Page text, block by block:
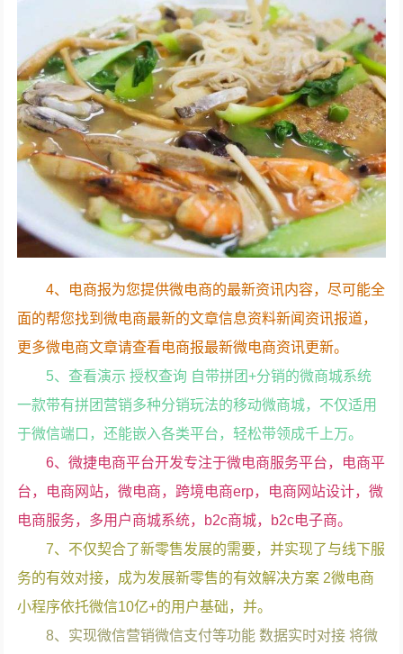
4、电商报为您提供微电商的最新资讯内容，尽可能全
面的帮您找到微电商最新的文章信息资料新闻资讯报道，
更多微电商文章请查看电商报最新微电商资讯更新。
5、查看演示 授权查询 自带拼团+分销的微商城系统
一款带有拼团营销多种分销玩法的移动微商城，不仅适用
于微信端口，还能嵌入各类平台，轻松带领成千上万。
6、微捷电商平台开发专注于微电商服务平台，电商平
台，电商网站，微电商，跨境电商erp，电商网站设计，微
电商服务，多用户商城系统，b2c商城，b2c电子商。
7、不仅契合了新零售发展的需要，并实现了与线下服
务的有效对接，成为发展新零售的有效解决方案 2微电商
小程序依托微信10亿+的用户基础，并。
8、实现微信营销微信支付等功能 数据实时对接 将微